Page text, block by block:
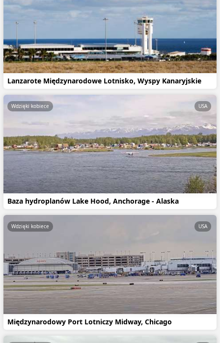
Lanzarote Międzynarodowe Lotnisko, Wyspy Kanaryjskie
Baza hydroplanów Lake Hood, Anchorage - Alaska
Wdzięki kobiece USA
Międzynarodowy Port Lotniczy Midway, Chicago
Wdzięki kobiece USA